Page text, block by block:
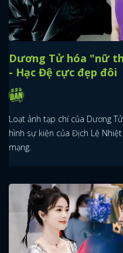
Dương Tử hóa "nữ
- Hạc Đệ cực đẹp đôi
Loạt ảnh tạp chí của Dương
hình sự kiện của Địch Lệ
mạng.